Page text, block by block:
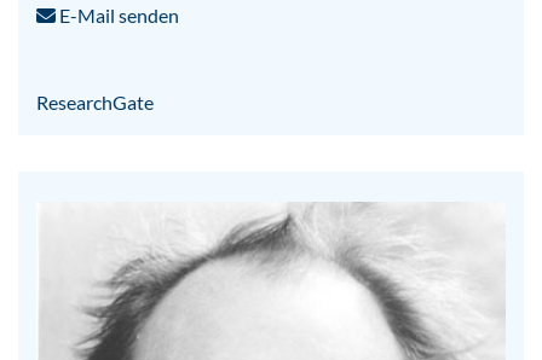
E-Mail senden
ResearchGate